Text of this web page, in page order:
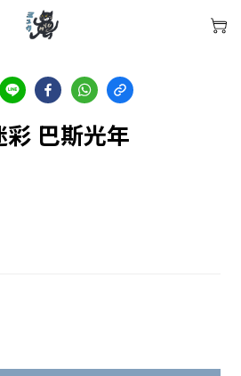
巴斯光年